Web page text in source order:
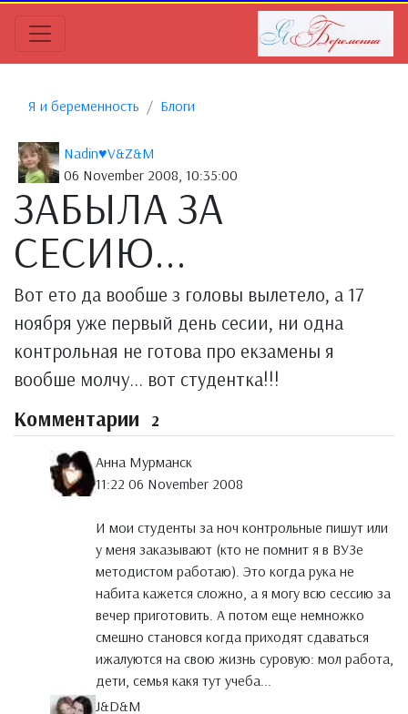
Я и беременность Блоги
Nadin♥V&Z&M
06 November 2008, 10:35:00
ЗАБЫЛА ЗА
СЕСИЮ...
Вот ето да вообше з головы вылетело, а 17
ноября уже первый день сесии, ни одна
контрольная не готова про екзамены я
вообше молчу... вот студентка!!!
Комментарии 2
Анна Мурманск
11:22 06 November 2008
И мои студенты за ноч контрольные пишут или
у меня заказывают (кто не помнит я в ВУЗе
методистом работаю). Это когда рука не
набита кажется сложно, а я могу всю сессию за
вечер приготовить. А потом еще немножко
смешно становся когда приходят сдаваться
ижалуются на свою жизнь суровую: мол работа,
дети, семья какя тут учеба...
J&D&M